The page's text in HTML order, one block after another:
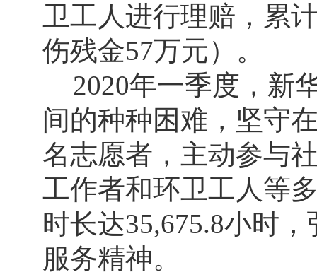
卫工人进行理赔，累
伤残金57万元）。
2020年一季度，新
间的种种困难，坚守
名志愿者，主动参与
工作者和环卫工人等
时长达35,675.8小时
服务精神。